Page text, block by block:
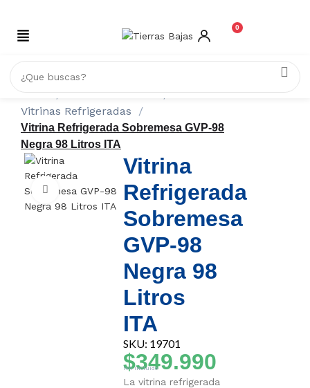
0
Inicio
REFRIGERACIÓN
Vitrinas Refrigeradas
Vitrina Refrigerada Sobremesa GVP-98
Negra 98 Litros ITA
Click to enlarge
Vitrina
Refrigerada
Sobremesa
GVP-98
Negra 98
Litros
ITA
SKU: 19701
$349.990
IVA Incluido
La vitrina refrigerada